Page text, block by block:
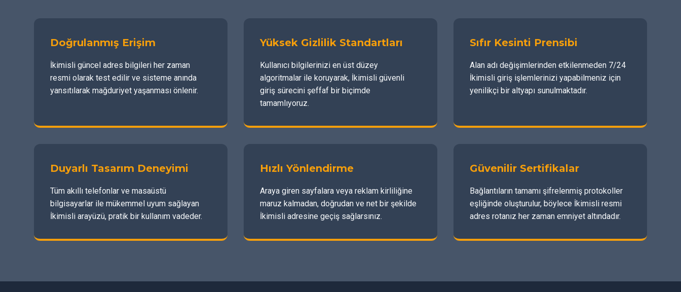
Doğrulanmış Erişim
İkimisli güncel adres bilgileri her zaman
resmi olarak test edilir ve sisteme anında
yansıtılarak mağduriyet yaşanması önlenir.
Yüksek Gizlilik Standartları
Kullanıcı bilgilerinizi en üst düzey
algoritmalar ile koruyarak, İkimisli güvenli
giriş sürecini şeffaf bir biçimde
tamamlıyoruz.
Sıfır Kesinti Prensibi
Alan adı değişimlerinden etkilenmeden 7/24
İkimisli giriş işlemlerinizi yapabilmeniz için
yenilikçi bir altyapı sunulmaktadır.
Duyarlı Tasarım Deneyimi
Tüm akıllı telefonlar ve masaüstü
bilgisayarlar ile mükemmel uyum sağlayan
İkimisli arayüzü, pratik bir kullanım vadeder.
Hızlı Yönlendirme
Araya giren sayfalara veya reklam kirliliğine
maruz kalmadan, doğrudan ve net bir şekilde
İkimisli adresine geçiş sağlarsınız.
Güvenilir Sertifikalar
Bağlantıların tamamı şifrelenmiş protokoller
eşliğinde oluşturulur, böylece İkimisli resmi
adres rotanız her zaman emniyet altındadır.